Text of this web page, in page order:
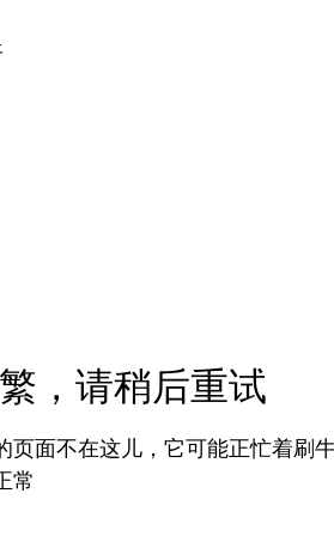
，请稍后重试
页面不在这儿，它可能正忙着刷
常